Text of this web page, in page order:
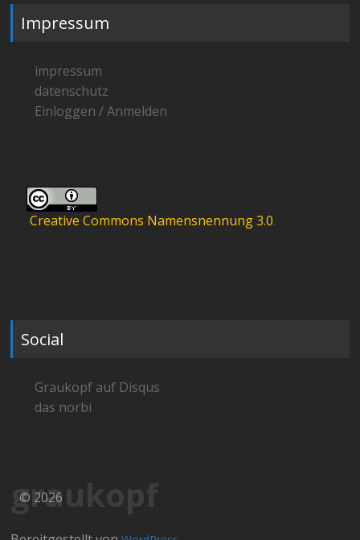
Impressum
impressum
datenschutz
Einloggen / Anmelden
Creative Commons Namensnennung 3.0.
Social
Graukopf auf Disqus
das norbi
graukopf
© 2026